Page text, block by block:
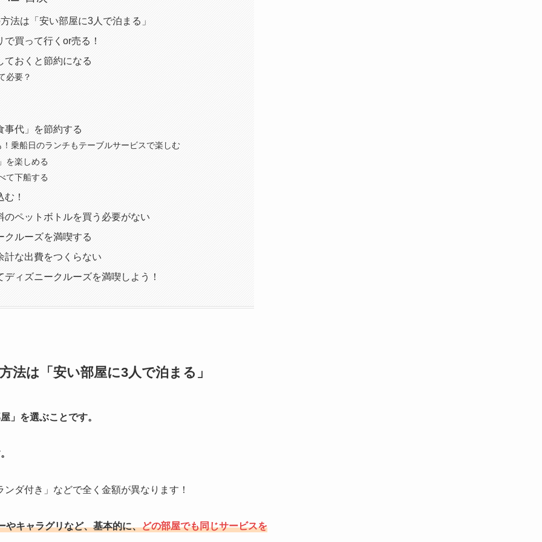
法は「安い部屋に3人で泊まる」
買って行くor売る！
ておくと節約になる
必要？
事代」を節約する
乗船日のランチもテーブルサービスで楽しむ
を楽しめる
て下船する
！
ペットボトルを買う必要がない
クルーズを満喫する
計な出費をつくらない
ィズニークルーズを満喫しよう！
法は「安い部屋に3人で泊まる」
」を選ぶことです。
ダ付き」などで全く金額が異なります！
やキャラグリなど、基本的に、どの部屋でも同じサービスを